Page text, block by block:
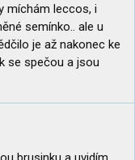
míchám leccos, i
semínko.. ale u
je až nakonec ke
se spečou a jsou